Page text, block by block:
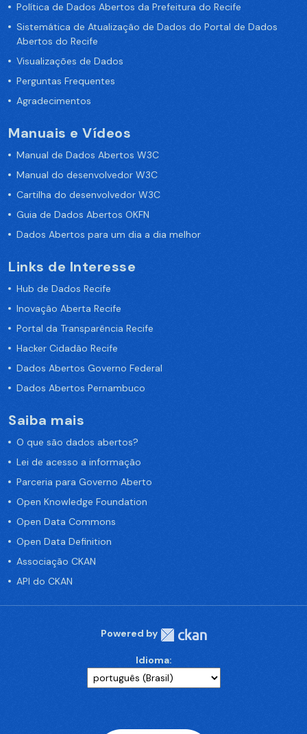
Política de Dados Abertos da Prefeitura do Recife
Sistemática de Atualização de Dados do Portal de Dados
Abertos do Recife
Visualizações de Dados
Perguntas Frequentes
Agradecimentos
Manuais e Vídeos
Manual de Dados Abertos W3C
Manual do desenvolvedor W3C
Cartilha do desenvolvedor W3C
Guia de Dados Abertos OKFN
Dados Abertos para um dia a dia melhor
Links de Interesse
Hub de Dados Recife
Inovação Aberta Recife
Portal da Transparência Recife
Hacker Cidadão Recife
Dados Abertos Governo Federal
Dados Abertos Pernambuco
Saiba mais
O que são dados abertos?
Lei de acesso a informação
Parceria para Governo Aberto
Open Knowledge Foundation
Open Data Commons
Open Data Definition
Associação CKAN
API do CKAN
Powered by
Idioma